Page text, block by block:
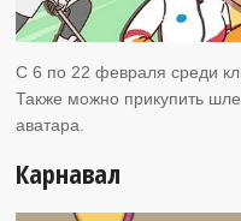
С 6 по 22 февраля среди
Также можно прикупить
аватара.
Карнавал